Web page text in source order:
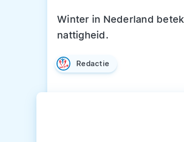
Winter in Nederland
nattigheid.
Redactie